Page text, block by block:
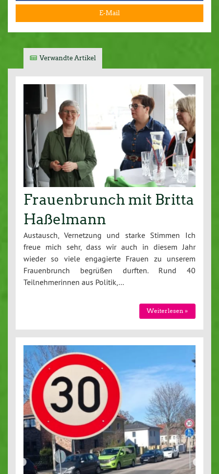
E-Mail
Verwandte Artikel
Frauenbrunch mit Britta
Haßelmann
Austausch, Vernetzung und starke Stimmen Ich
freue mich sehr, dass wir auch in diesem Jahr
wieder so viele engagierte Frauen zu unserem
Frauenbrunch begrüßen durften. Rund 40
Teilnehmerinnen aus Politik,…
Weiterlesen »